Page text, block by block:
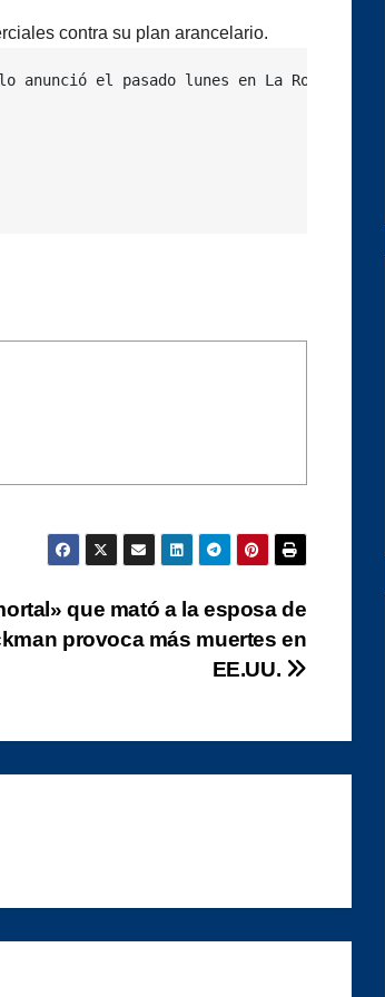
contra su plan arancelario.
el pasado lunes en La Ronda
que mató a la esposa de
provoca más muertes en
EE.UU.